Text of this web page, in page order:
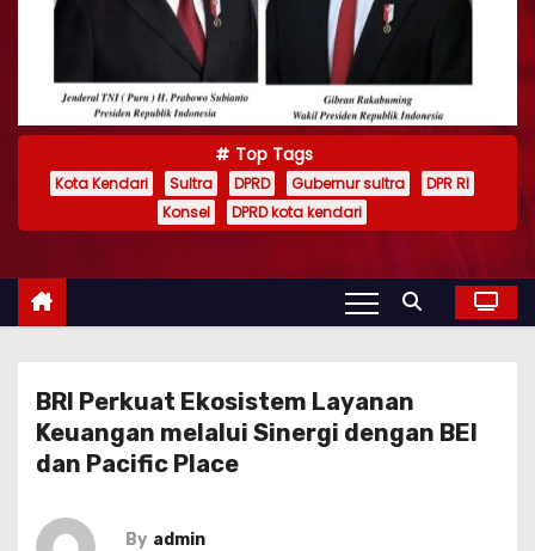
Top Tags
Kota Kendari Sultra DPRD Gubernur sultra
DPR RI
Konsel
DPRD kota kendari
BRI Perkuat Ekosistem Layanan
Keuangan melalui Sinergi dengan BEI
dan Pacific Place
By admin